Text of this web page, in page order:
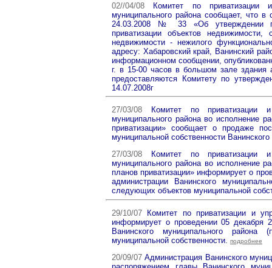
02//04/08 Комитет по приватизации
муниципального района сообщает, что
24.03.2008 № 33 «Об утверждении
приватизации объектов
недвижимости - нежилого
адресу: Хабаровский край, Ванинский
информационном сообщении,
г. в 15-00 часов в большом зале здания
предоставляются Комитету по
14.07.2008г
27/03/08
Комитет по приватизации
муниципального района во исполнение
приватизации» сообщает о продаже
муниципальной собственности
27/03/08
Комитет по приватизации
муниципального района во исполнение
планов приватизации» информирует о
администрации Ванинского
следующих объектов муниципальной
29/10/07 Комитет по приватизации и
информирует о проведении 05 декабря
Ванинского муниципального
муниципальной собственности.
подробнее
20/09/07 Администрация Ванинского
распоряжением главы Ванинского